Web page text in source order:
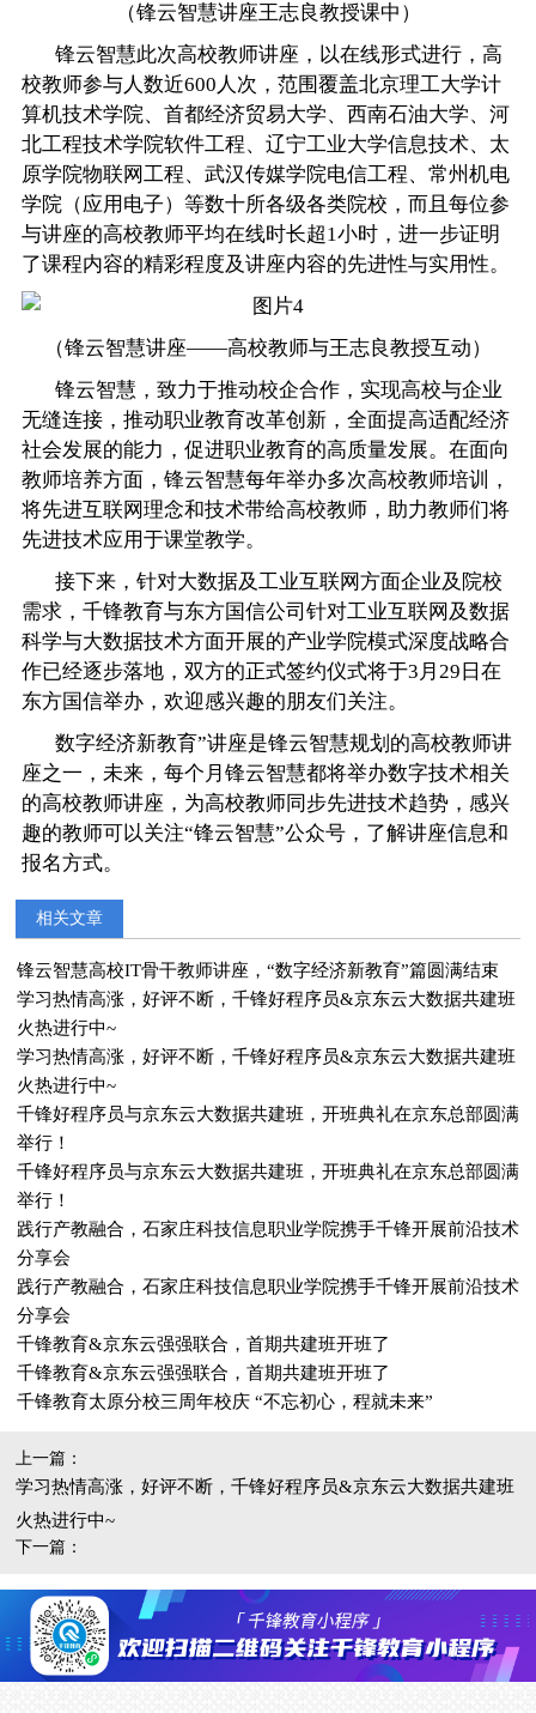
（锋云智慧讲座王志良教授课中）
锋云智慧此次高校教师讲座，以在线形式进行，高
校教师参与人数近600人次，范围覆盖北京理工大学计
算机技术学院、首都经济贸易大学、西南石油大学、河
北工程技术学院软件工程、辽宁工业大学信息技术、太
原学院物联网工程、武汉传媒学院电信工程、常州机电
学院（应用电子）等数十所各级各类院校，而且每位参
与讲座的高校教师平均在线时长超1小时，进一步证明
了课程内容的精彩程度及讲座内容的先进性与实用性。
（锋云智慧讲座——高校教师与王志良教授互动）
锋云智慧，致力于推动校企合作，实现高校与企业
无缝连接，推动职业教育改革创新，全面提高适配经济
社会发展的能力，促进职业教育的高质量发展。在面向
教师培养方面，锋云智慧每年举办多次高校教师培训，
将先进互联网理念和技术带给高校教师，助力教师们将
先进技术应用于课堂教学。
接下来，针对大数据及工业互联网方面企业及院校
需求，千锋教育与东方国信公司针对工业互联网及数据
科学与大数据技术方面开展的产业学院模式深度战略合
作已经逐步落地，双方的正式签约仪式将于3月29日在
东方国信举办，欢迎感兴趣的朋友们关注。
数字经济新教育”讲座是锋云智慧规划的高校教师讲
座之一，未来，每个月锋云智慧都将举办数字技术相关
的高校教师讲座，为高校教师同步先进技术趋势，感兴
趣的教师可以关注“锋云智慧”公众号，了解讲座信息和
报名方式。
相关文章
锋云智慧高校IT骨干教师讲座，“数字经济新教育”篇圆满结束
学习热情高涨，好评不断，千锋好程序员&京东云大数据共建班
火热进行中~
学习热情高涨，好评不断，千锋好程序员&京东云大数据共建班
火热进行中~
千锋好程序员与京东云大数据共建班，开班典礼在京东总部圆满
举行！
千锋好程序员与京东云大数据共建班，开班典礼在京东总部圆满
举行！
践行产教融合，石家庄科技信息职业学院携手千锋开展前沿技术
分享会
践行产教融合，石家庄科技信息职业学院携手千锋开展前沿技术
分享会
千锋教育&京东云强强联合，首期共建班开班了
千锋教育&京东云强强联合，首期共建班开班了
千锋教育太原分校三周年校庆 “不忘初心，程就未来”
上一篇：
学习热情高涨，好评不断，千锋好程序员&京东云大数据共建班
火热进行中~
下一篇：